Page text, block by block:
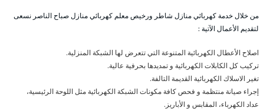
من خلال خدمة كهربائي منازل شاطر ورخيص معلم كهربائي منازل صباح الناصر نسعى
لتقديم الأعمال الآتية :
اصلاح الأعطال الكهربائية المتنوعة التي تتعرض لها الشبكة المنزلية.
تركيب كل الكابلات الكهربائية و تمديدها بحرفية عالية.
تغير الاسلاك الكهربائية القديمة التالفة.
إجراء صيانة منتظمة و فحص كافة مكونات الشبكة الكهربائية مثل اللوحة الرئيسية،
عداد الكهرباء، المقابس و الأباريز.